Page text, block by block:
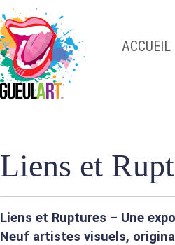
ACCUEIL
Liens et
Liens et Ruptures – Une
Neuf artistes visuels,